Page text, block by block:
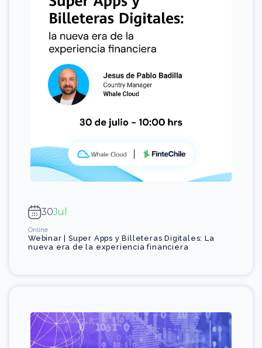
30Jul
Online
Webinar | Super Apps y Billeteras Digitales: La
nueva era de la experiencia financiera